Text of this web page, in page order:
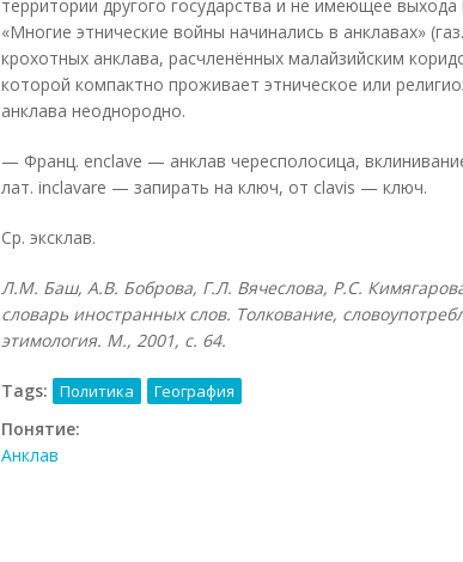
территории другого государства и не имеющее
«Многие этнические войны начинались в анклавах»
крохотных анклава, расчленённых малайзийским
которой компактно проживает этническое или
анклава неоднородно.
— Франц. enclave — анклав чересполосица,
лат. inclavare — запирать на ключ, от clavis — ключ.
Ср. эксклав.
Л.М. Баш, А.В. Боброва, Г.Л. Вячеслова, Р.С.
словарь иностранных слов. Толкование,
этимология. М., 2001, с. 64.
Tags: Политика География
Понятие:
Анклав